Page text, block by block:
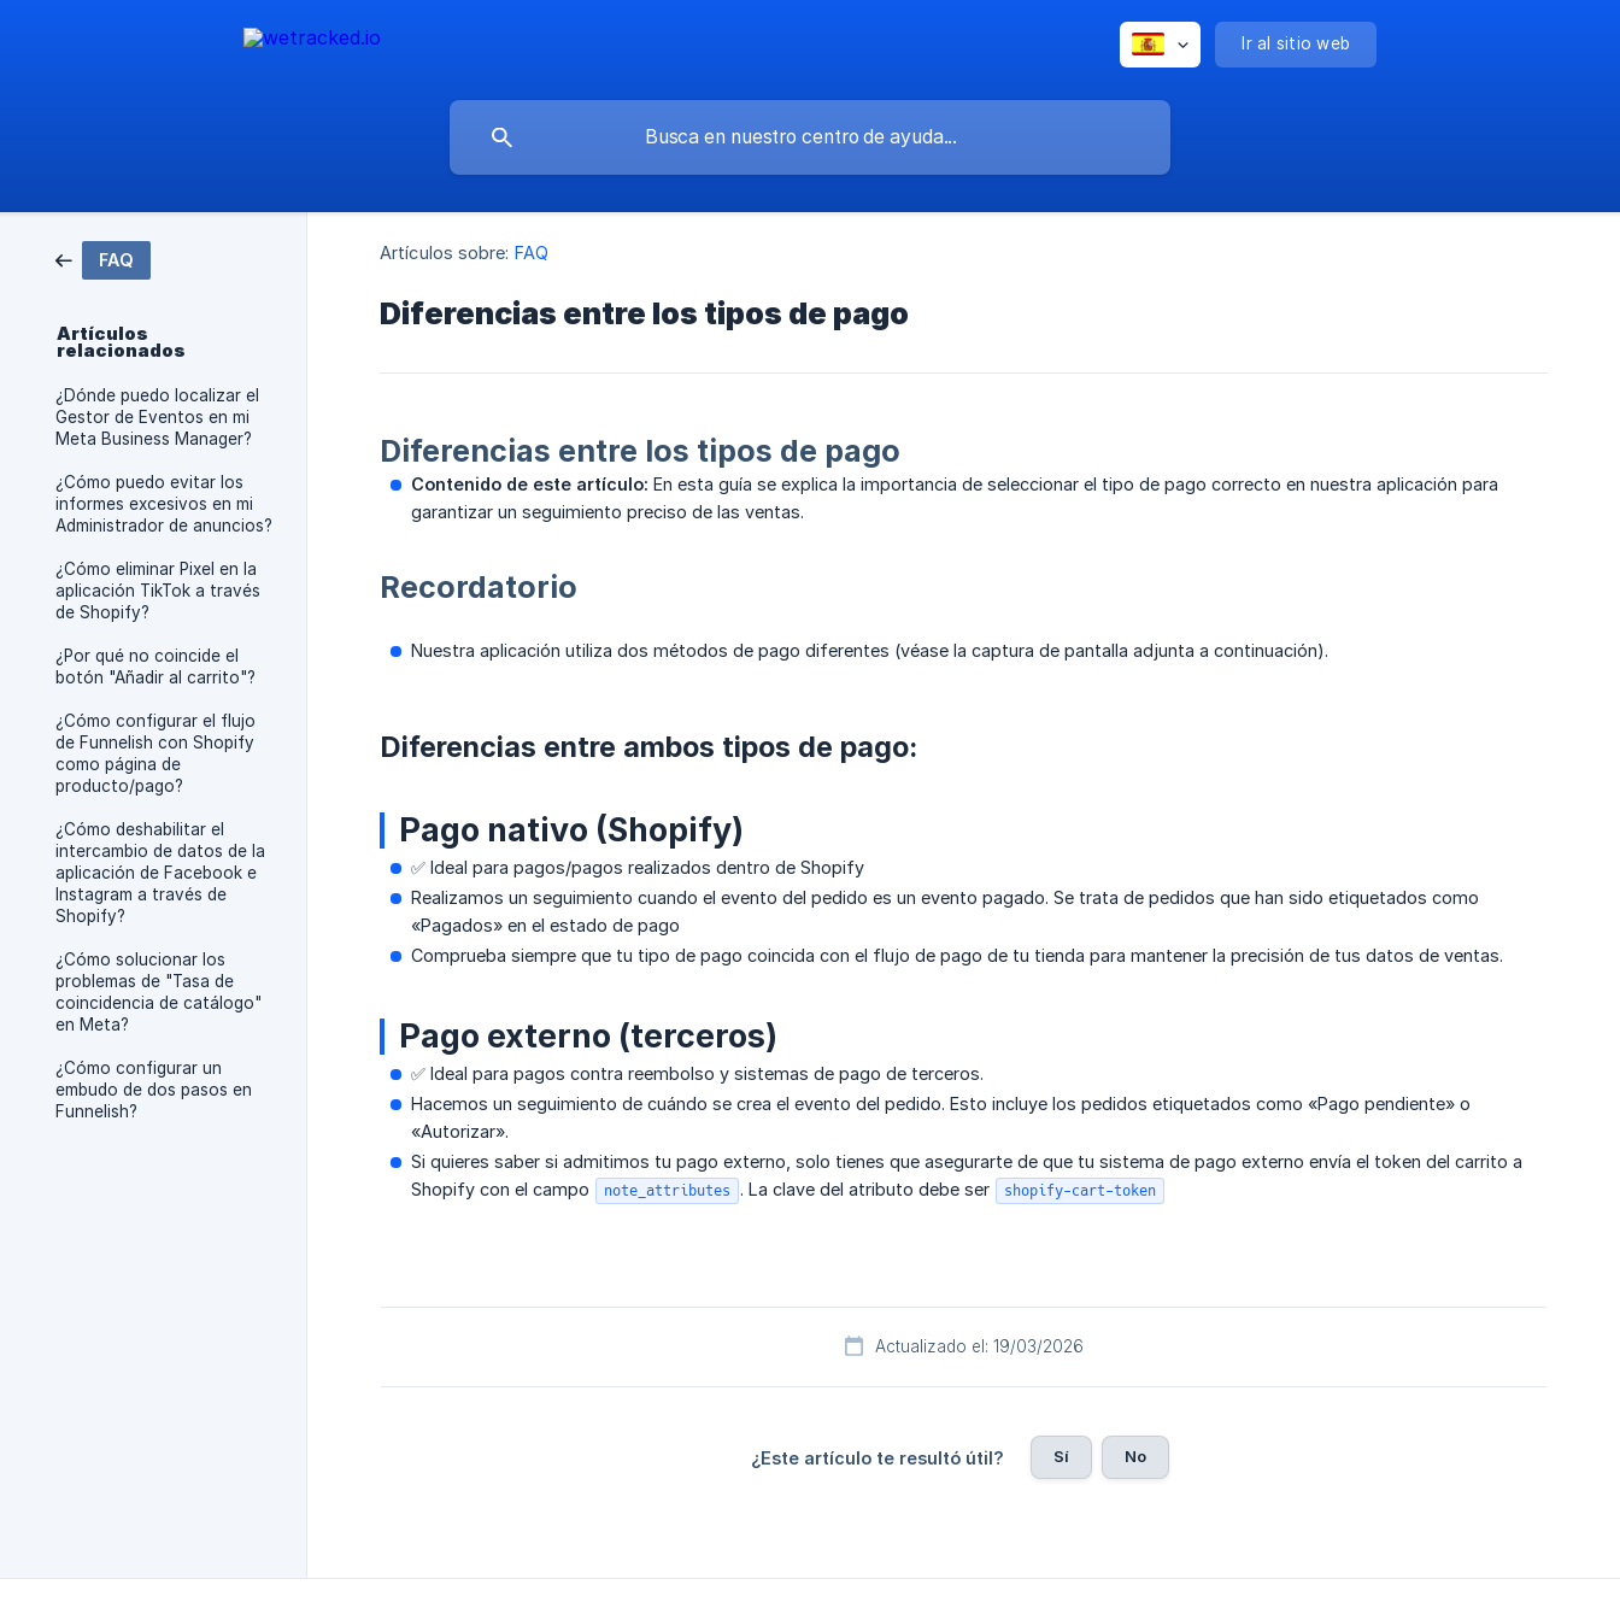
Ir al sitio web
FAQ
Artículos
relacionados
¿Dónde puedo localizar el
Gestor de Eventos en mi
Meta Business Manager?
¿Cómo puedo evitar los
informes excesivos en mi
Administrador de anuncios?
¿Cómo eliminar Pixel en la
aplicación TikTok a través
de Shopify?
¿Por qué no coincide el
botón "Añadir al carrito"?
¿Cómo configurar el flujo
de Funnelish con Shopify
como página de
producto/pago?
¿Cómo deshabilitar el
intercambio de datos de la
aplicación de Facebook e
Instagram a través de
Shopify?
¿Cómo solucionar los
problemas de "Tasa de
coincidencia de catálogo"
en Meta?
¿Cómo configurar un
embudo de dos pasos en
Funnelish?
Artículos sobre: FAQ
Diferencias entre los tipos de pago
Diferencias entre los tipos de pago
Contenido de este artículo: En esta guía se explica la importancia de seleccionar el tipo de pago correcto en nuestra aplicación para
garantizar un seguimiento preciso de las ventas.
Recordatorio
Nuestra aplicación utiliza dos métodos de pago diferentes (véase la captura de pantalla adjunta a continuación).
Diferencias entre ambos tipos de pago:
Pago nativo (Shopify)
✅ Ideal para pagos/pagos realizados dentro de Shopify
Realizamos un seguimiento cuando el evento del pedido es un evento pagado. Se trata de pedidos que han sido etiquetados como
«Pagados» en el estado de pago
Comprueba siempre que tu tipo de pago coincida con el flujo de pago de tu tienda para mantener la precisión de tus datos de ventas.
Pago externo (terceros)
✅ Ideal para pagos contra reembolso y sistemas de pago de terceros.
Hacemos un seguimiento de cuándo se crea el evento del pedido. Esto incluye los pedidos etiquetados como «Pago pendiente» o
«Autorizar».
Si quieres saber si admitimos tu pago externo, solo tienes que asegurarte de que tu sistema de pago externo envía el token del carrito a
Shopify con el campo
note_attributes . La clave del atributo debe ser shopify-cart-token
Actualizado el: 19/03/2026
¿Este artículo te resultó útil? Sí No